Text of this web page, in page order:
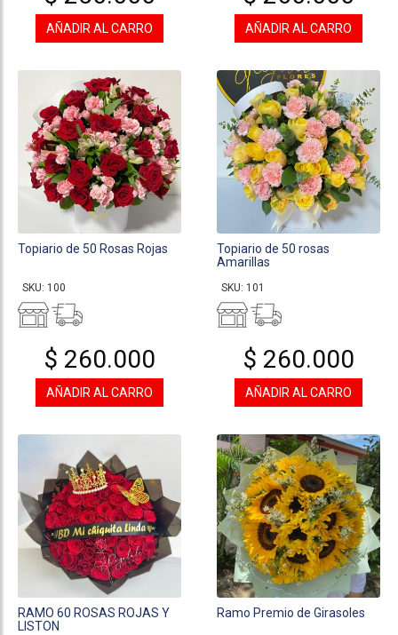
AÑADIR AL CARRO AÑADIR AL CARRO
Topiario de 50 Rosas Rojas
SKU: 100
$ 260.000
AÑADIR AL CARRO
Topiario de 50 rosas
Amarillas
SKU: 101
$ 260.000
AÑADIR AL CARRO
RAMO 60 ROSAS ROJAS Y
LISTON
Ramo Premio de Girasoles